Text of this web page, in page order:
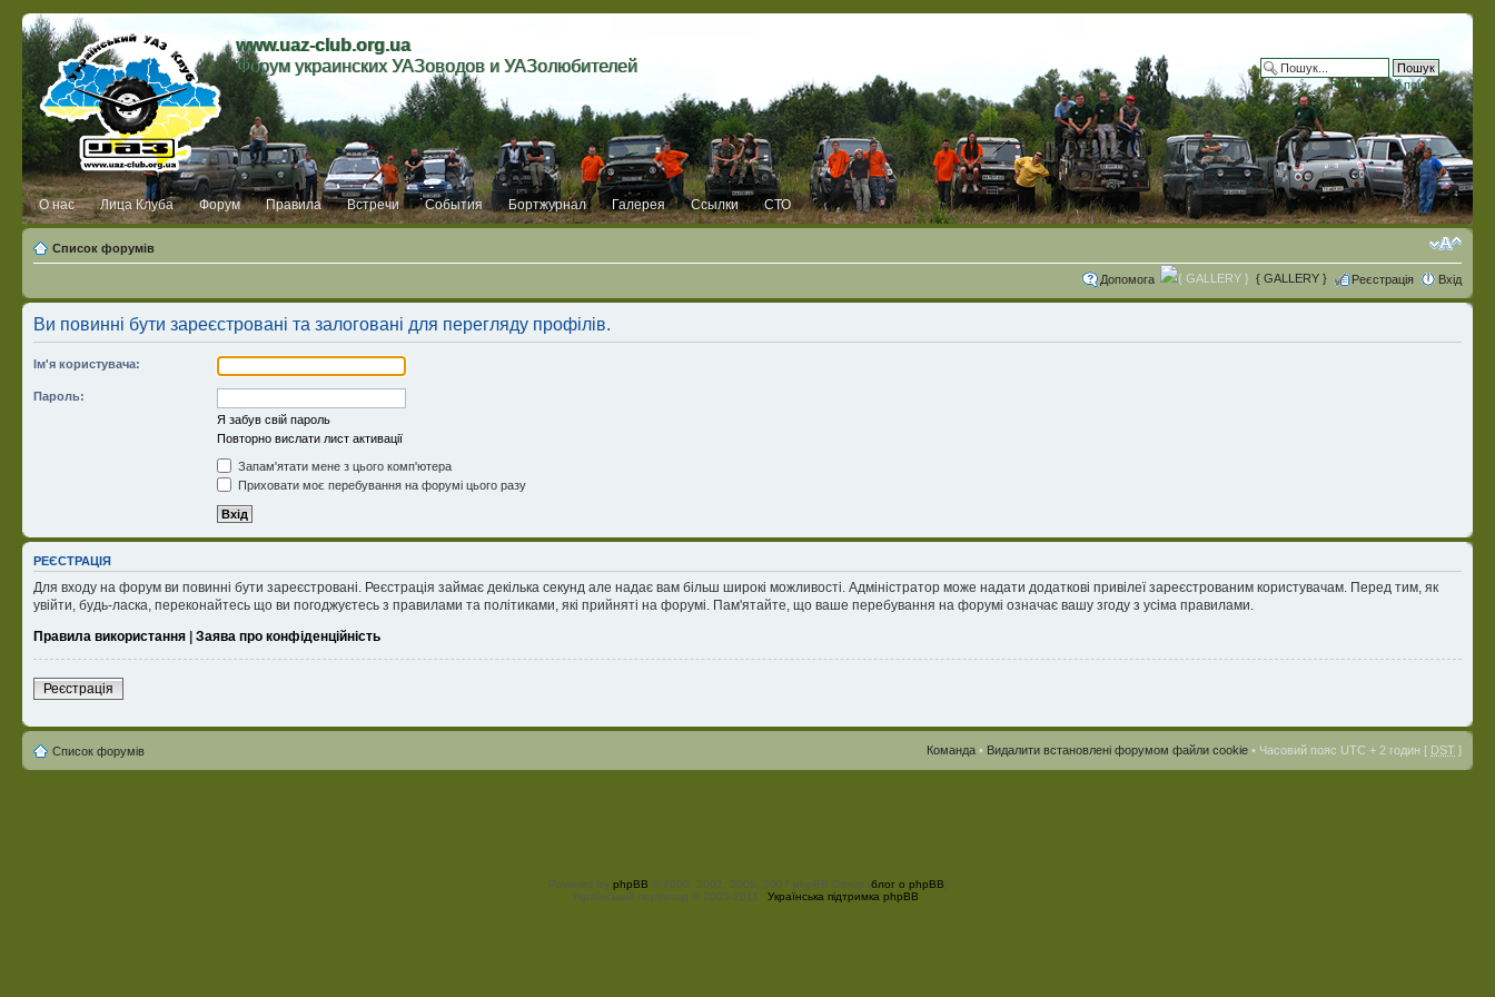
www.uaz-club.org.ua
Форум украинских УАЗоводов и УАЗолюбителей
Розширений пошук
О нас Лица Клуба Форум Правила Встречи События Бортжурнал Галерея Ссылки СТО
Список форумів
Допомога { GALLERY } Реєстрація Вхід
Ви повинні бути зареєстровані та залоговані для перегляду профілів.
Ім'я користувача:
Пароль:
Я забув свій пароль
Повторно вислати лист активації
Запам'ятати мене з цього комп'ютера
Приховати моє перебування на форумі цього разу
РЕЄСТРАЦІЯ
Для входу на форум ви повинні бути зареєстровані. Реєстрація займає декілька секунд але надає вам більш широкі можливості. Адміністратор може надати додаткові привілеї зареєстрованим користувачам. Перед тим, як
увійти, будь-ласка, переконайтесь що ви погоджуєтесь з правилами та політиками, які прийняті на форумі. Пам'ятайте, що ваше перебування на форумі означає вашу згоду з усіма правилами.
Правила використання | Заява про конфіденційність
Реєстрація
Список форумів Команда • Видалити встановлені форумом файли cookie • Часовий пояс UTC + 2 годин [ DST ]
Powered by phpBB © 2000, 2002, 2005, 2007 phpBB Group (блог о phpBB)
Український переклад © 2005-2011
Українська підтримка phpBB